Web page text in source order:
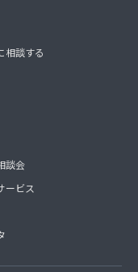
相談する
談会
ービス